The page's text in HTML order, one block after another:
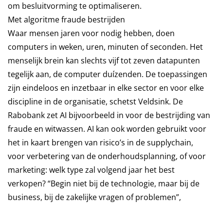
om besluitvorming te optimaliseren.
Met algoritme fraude bestrijden
Waar mensen jaren voor nodig hebben, doen
computers in weken, uren, minuten of seconden. Het
menselijk brein kan slechts vijf tot zeven datapunten
tegelijk aan, de computer duízenden. De toepassingen
zijn eindeloos en inzetbaar in elke sector en voor elke
discipline in de organisatie, schetst Veldsink. De
Rabobank zet AI bijvoorbeeld in voor de bestrijding van
fraude en witwassen. AI kan ook worden gebruikt voor
het in kaart brengen van risico’s in de supplychain,
voor verbetering van de onderhoudsplanning, of voor
marketing: welk type zal volgend jaar het best
verkopen? “Begin niet bij de technologie, maar bij de
business, bij de zakelijke vragen of problemen”,